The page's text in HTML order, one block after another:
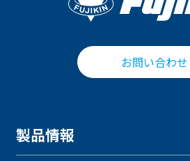
お問い合わせ
製品情報